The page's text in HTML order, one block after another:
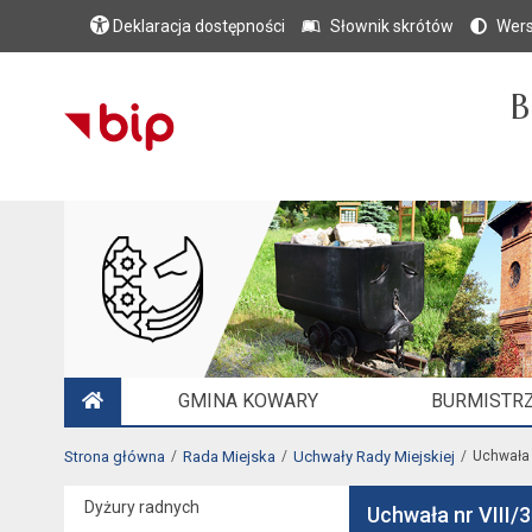
Deklaracja dostępności Słownik skrótów
GMINA KOWARY
Strona główna Rada Miejska Uchwały Rady Miejskiej
Dyżury radnych Uchwała nr VIII/